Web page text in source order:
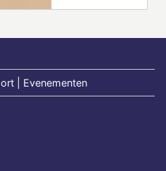
| Evenementen